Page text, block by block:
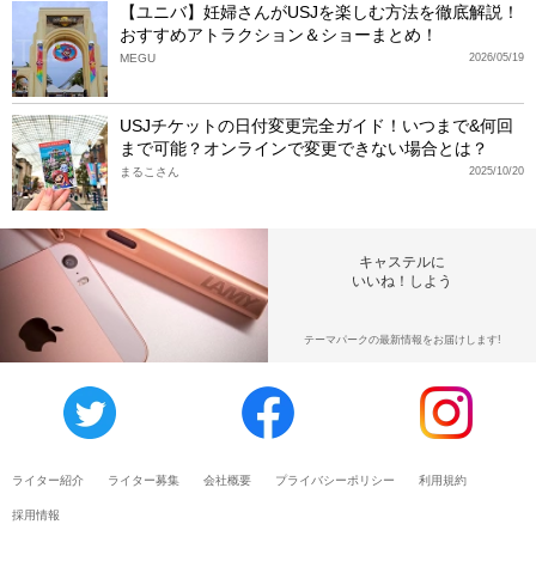
【ユニバ】妊婦さんがUSJを楽しむ方法を徹底解説！
おすすめアトラクション＆ショーまとめ！
2026/05/19
MEGU
USJチケットの日付変更完全ガイド！いつまで&何回
まで可能？オンラインで変更できない場合とは？
2025/10/20
まるこさん
キャステルに
いいね！しよう
テーマパークの最新情報をお届けします!
ライター紹介 ライター募集 会社概要 プライバシーポリシー 利用規約
採用情報